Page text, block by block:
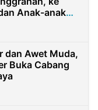
Anak-anak
dan Awet Muda,
Buka Cabang